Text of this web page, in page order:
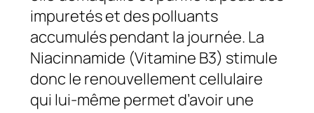
impuretés et des polluants
accumulés pendant la journée. La
Niacinnamide (Vitamine B3) stimule
donc le renouvellement cellulaire
qui lui-même permet d’avoir une